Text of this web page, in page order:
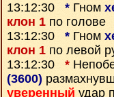
13:12:30 * Гном
клон 1 по голове
13:12:30 * Гном
клон 1 по левой
13:12:30 *
(3600)
уверенный удар